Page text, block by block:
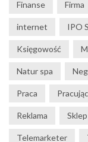
Finanse Firma
internet IPO
Księgowość
Natur spa
Praca
Reklama
Telemarketer